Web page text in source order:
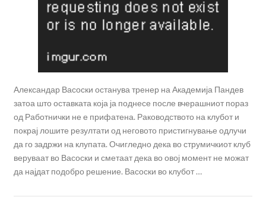
Александар Васоски останува тренер на Академија Пандев
затоа што оставката која ја поднесе после вчерашниот пораз
од Работнички не е прифатена. Раководството на клубот и
покрај лошите резултати од неговото пристигнување одлучи
да го задржи на клупата. Очигледно дека во струмичкиот клуб
веруваат во Васоски и сметаат дека во овој момент не можат
да најдат подобро решение. Васоски во клубот …